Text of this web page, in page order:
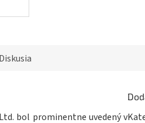
Diskusia
bol prominentne uvedený v